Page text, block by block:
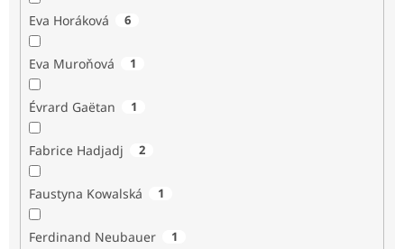
Eva Horáková 6
Eva Muroňová 1
Évrard Gaëtan 1
Fabrice Hadjadj 2
Faustyna Kowalská 1
Ferdinand Neubauer 1